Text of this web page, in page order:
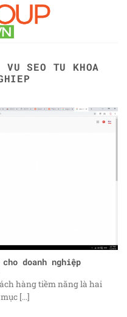
VU SEO TU KHOA
doanh nghiệp
hàng tiềm năng là hai
[...]